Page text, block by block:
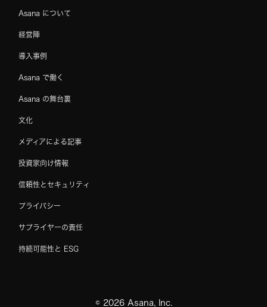
Asana について
経営陣
導入事例
Asana で働く
Asana の舞台裏
文化
メディアによる記事
投資家向け情報
信頼性とセキュリティ
プライバシー
サプライヤーの責任
持続可能性と ESG
© 2026Asana, Inc.